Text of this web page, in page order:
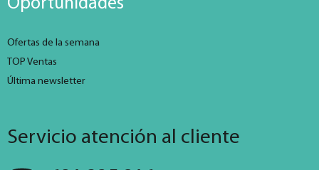
Oportunidades
Ofertas de la semana
TOP Ventas
Última newsletter
Servicio atención al cliente